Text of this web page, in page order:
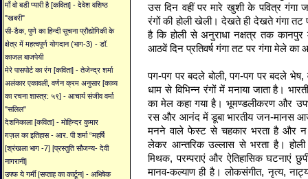
माँ वो बडी प्यारी है [कविता] - देवेश वशिष्ठ
"खबरी"
सी-डैक, पुणे का हिन्दी सूचना प्रौद्योगिकी के
क्षेत्र में महत्वपूर्ण योगदान (भाग-3) - डॉ.
काजल बाजपेयी
मेरे पासपोर्ट का रंग [कविता] - तेजेन्द्र शर्मा
अलंकार एकावली, वर्णन क्रम अनुसार [काव्य
का रचना शास्त्र: ५९] - आचार्य संजीव वर्मा
"सलिल"
देशनिकाला [कविता] - मोहिन्दर कुमार
ग़ज़ल का इतिहास - आर. पी शर्मा “महर्षि
[श्रंखला भाग -7] [प्रस्तुति सौजन्य- देवी
नागरानी]
उफ्फ ये गर्मी [सप्ताह का कार्टून] - अभिषेक
उस दिन वहीं पर मारे खुशी के पवित्र
रंगों की होली खेली। देखते ही देखते गंगा तट
है कि होली से अनुराधा नक्षत्र तक कानपुर
आठवें दिन प्रतिवर्ष गंगा तट पर गंगा मेले का
पग-पग पर बदले बोली, पग-पग पर बदले भेष,
धाम से विभिन्न रंगों में मनाया जाता है।
का मेल कहा गया है। भूमण्डलीकरण और
रस और आनंद में डूबा भारतीय जन-मानस
मनने वाले फेस्ट से चहकार भरता है और
लेकर आन्तरिक उल्लास से भरता है। होली
मिथक, परम्पराएं और ऐतिहासिक घटनाएं
मानव-कल्याण ही है। लोकसंगीत, नृत्य,